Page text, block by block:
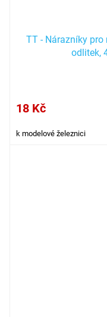
TT - Nárazníky
odlitek,
18 Kč
k modelové železnici